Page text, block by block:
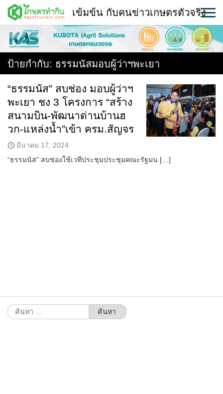
Skip
content
พืช
หน้าแรก
แวดวงเกษตร
ใคร ทำอะไร ที่ไหน
สถานีข่าววันนี้
เข้มข้น กับคนข่าวเกษตรตัวจริง
ป้ายกำกับ: ธรรมนัสมอบผู้ว่าฯพะเยา
“ธรรมนัส” สบช่อง มอบผู้ว่าฯ
พะเยา ชง 3 โครงการ “สร้าง
สนามบิน-พัฒนาด่านบ้านฮ
วก-แหล่งน้ำ”เข้า ครม.สัญจร
มีนาคม 17, 2024
“ธรรมนัส” สบช่องใช้เวทีประชุมประชุมคณะรัฐมน […]
ค้นหา
สำหรับ: